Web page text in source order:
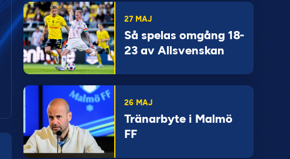
27 MAJ
Så spelas omgång 18-
23 av Allsvenskan
26 MAJ
Tränarbyte i Malmö
FF